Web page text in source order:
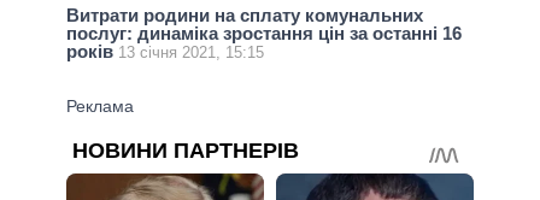
Витрати родини на сплату комунальних
послуг: динаміка зростання цін за останні 16
років 13 січня 2021, 15:15